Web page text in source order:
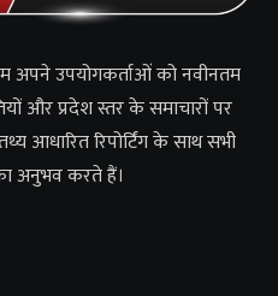
अपने उपयोगकर्ताओं को नवीनतम
और प्रदेश स्तर के समाचारों पर
आधारित रिपोर्टिंग के साथ सभी
अनुभव करते हैं।